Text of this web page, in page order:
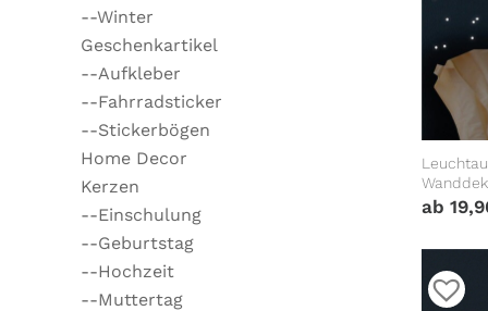
--Winter
Geschenkartikel
--Aufkleber
--Fahrradsticker
--Stickerbögen
Home Decor
Kerzen
--Einschulung
--Geburtstag
--Hochzeit
--Muttertag
ab